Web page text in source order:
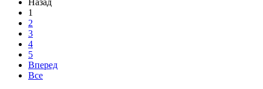
1
2
3
4
5
Вперед
Все